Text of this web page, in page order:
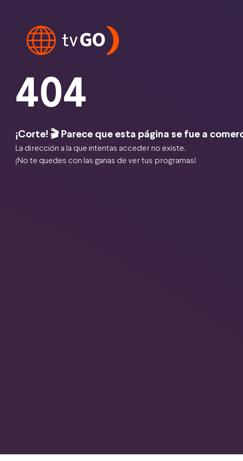
404
¡Corte! 🎬 Parece que esta página se fue a
La dirección a la que intentas acceder no existe.
¡No te quedes con las ganas de ver tus programas!